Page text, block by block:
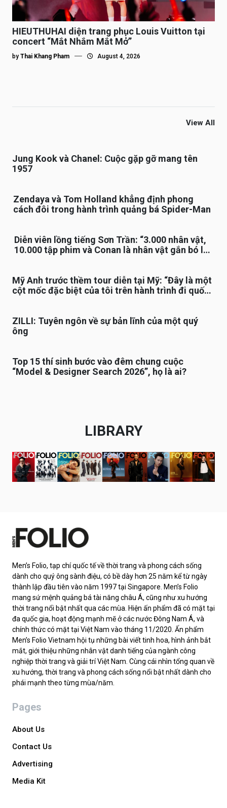
HIEUTHUHAI diện trang phục Louis Vuitton tại
concert “Mắt Nhắm Mắt Mở”
by Thai Khang Pham August 4, 2026
View All
Jung Kook và Chanel: Cuộc gặp gỡ mang tên
1957
Zendaya và Tom Holland khẳng định phong
cách đôi trong hành trình quảng bá Spider-Man
Diễn viên lồng tiếng Sơn Trần: “3.000 nhân vật,
10.000 tập phim và Conan là nhân vật gắn bó lâu
Mỹ Anh trước thềm tour diễn tại Mỹ: “Đây là một
cột mốc đặc biệt của tôi trên hành trình đi quốc
ZILLI: Tuyên ngôn về sự bản lĩnh của một quý
ông
Top 15 thí sinh bước vào đêm chung cuộc
“Model & Designer Search 2026”, họ là ai?
LIBRARY
Men’s Folio, tạp chí quốc tế về thời trang và phong cách sống
dành cho quý ông sành điệu, có bề dày hơn 25 năm kể từ ngày
thành lập đầu tiên vào năm 1997 tại Singapore. Men’s Folio
mang sứ mệnh quảng bá tài năng châu Á, cũng như xu hướng
thời trang nổi bật nhất qua các mùa. Hiện ấn phẩm đã có mặt tại
đa quốc gia, hoạt động mạnh mẽ ở các nước Đông Nam Á, và
chính thức có mặt tại Việt Nam vào tháng 11/2020. Ấn phẩm
Men’s Folio Vietnam hội tụ những bài viết tinh hoa, hình ảnh bắt
mắt, giới thiệu những nhân vật danh tiếng của ngành công
nghiệp thời trang và giải trí Việt Nam. Cùng cái nhìn tổng quan về
xu hướng, thời trang và phong cách sống nổi bật nhất dành cho
phái mạnh theo từng mùa/năm.
Pages
About Us
Contact Us
Advertising
Media Kit